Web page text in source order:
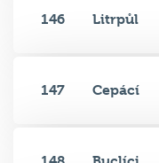
146 Litrpůl
147 Cepácí